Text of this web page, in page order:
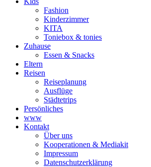
Fashion
Kinderzimmer
KITA
Toniebox & tonies
Zuhause
Essen & Snacks
Eltern
Reisen
Reiseplanung
Ausflüge
Städtetrips
Persönliches
www
Kontakt
Über uns
Kooperationen & Mediakit
Impressum
Datenschutzerklärung